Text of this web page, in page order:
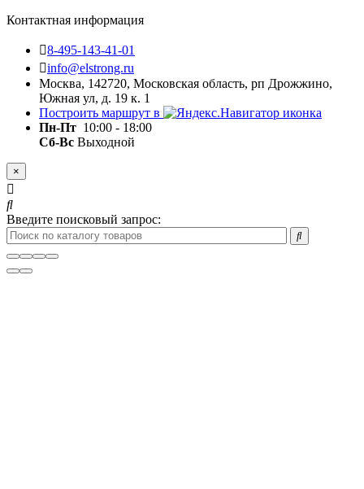
Контактная информация
8-495-143-41-01
info@elstrong.ru
Москва, 142720, Московская область, рп Дрожжино,
Южная ул, д. 19 к. 1
Построить маршрут в
Пн-Пт 10:00 - 18:00
Сб-Вс Выходной
×
Введите поисковый запрос: